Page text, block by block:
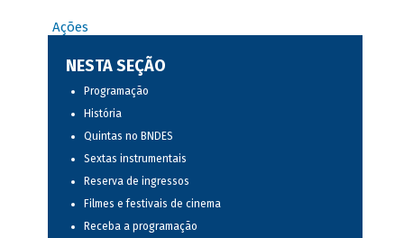
Ações
NESTA SEÇÃO
Programação
História
Quintas no BNDES
Sextas instrumentais
Reserva de ingressos
Filmes e festivais de cinema
Receba a programação